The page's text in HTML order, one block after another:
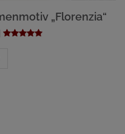
„Florenzia“